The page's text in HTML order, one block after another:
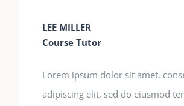
LEE MILLER
Course Tutor
Lorem ipsum dolor sit amet,
adipiscing elit, sed do eiusmod